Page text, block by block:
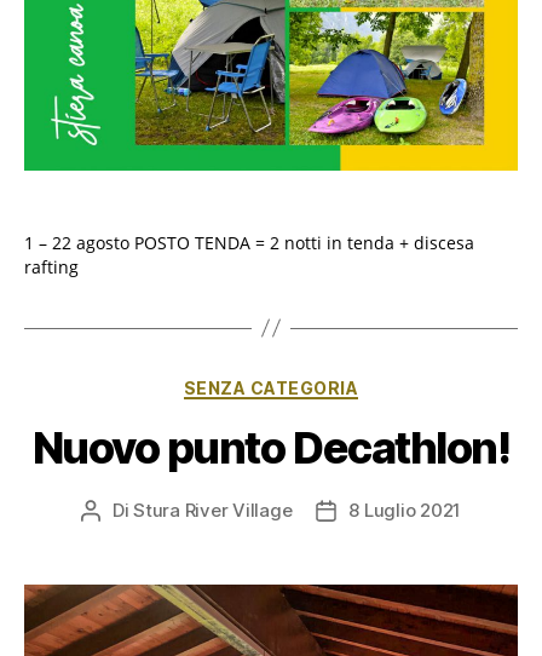
1 – 22 agosto POSTO TENDA = 2 notti in tenda + discesa
rafting
Categorie
SENZA CATEGORIA
Nuovo punto Decathlon!
Autore
DiStura River Village
Data8 Luglio 2021